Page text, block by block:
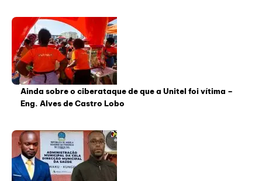
Ainda sobre o ciberataque de que a Unitel foi vítima –
Eng. Alves de Castro Lobo